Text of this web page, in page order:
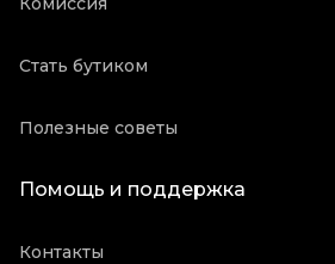
Стать бутиком
Полезные советы
Помощь и поддержка
Контакты